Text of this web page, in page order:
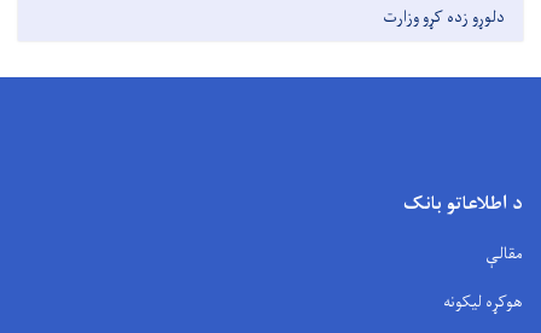
دلوړو زده کړو وزارت
د اطلاعاتو بانک
مقالې
هوکړه لیکونه